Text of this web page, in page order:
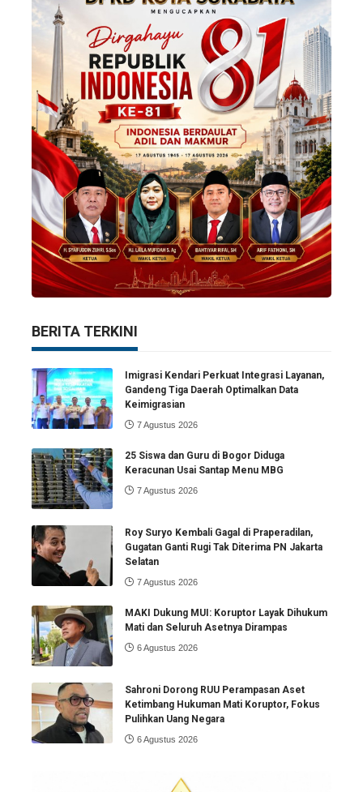
BERITA TERKINI
Imigrasi Kendari Perkuat Integrasi Layanan,
Gandeng Tiga Daerah Optimalkan Data
Keimigrasian
7 Agustus 2026
25 Siswa dan Guru di Bogor Diduga
Keracunan Usai Santap Menu MBG
7 Agustus 2026
Roy Suryo Kembali Gagal di Praperadilan,
Gugatan Ganti Rugi Tak Diterima PN Jakarta
Selatan
7 Agustus 2026
MAKI Dukung MUI: Koruptor Layak Dihukum
Mati dan Seluruh Asetnya Dirampas
6 Agustus 2026
Sahroni Dorong RUU Perampasan Aset
Ketimbang Hukuman Mati Koruptor, Fokus
Pulihkan Uang Negara
6 Agustus 2026